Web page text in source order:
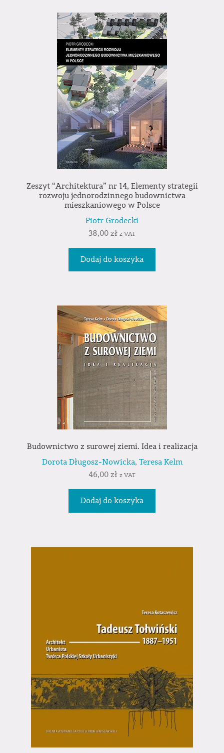
Zeszyt “Architektura” nr 14, Elementy strategii
rozwoju jednorodzinnego budownictwa
mieszkaniowego w Polsce
Piotr Grodecki
38,00 zł z VAT
Dodaj do koszyka
Budownictwo z surowej ziemi. Idea i realizacja
Dorota Długosz-Nowicka, Teresa Kelm
46,00 zł z VAT
Dodaj do koszyka